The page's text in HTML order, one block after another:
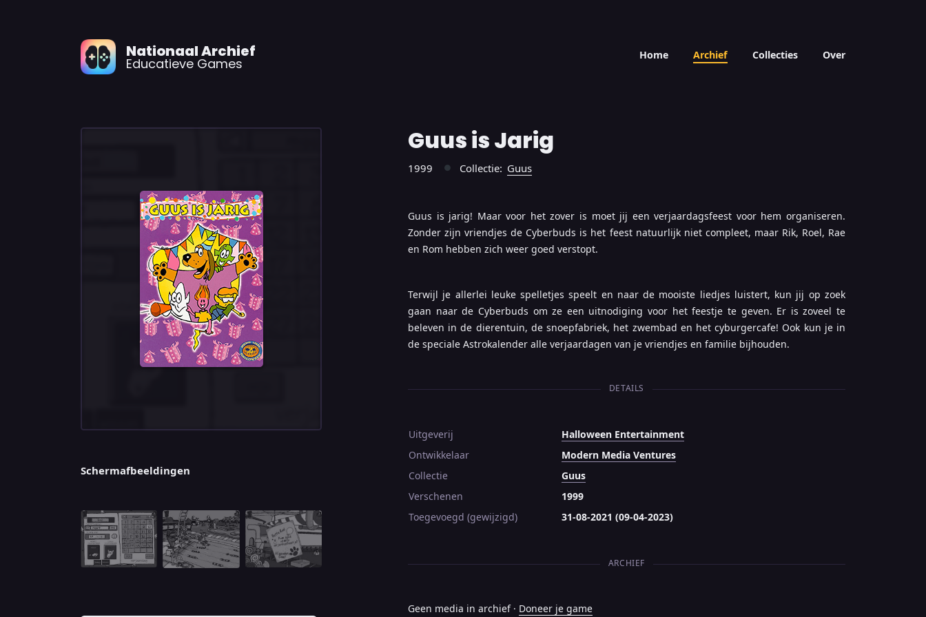
Nationaal Archief
Educatieve Games
Home Archief Collecties Over
Schermafbeeldingen
Guus is Jarig
1999 ● Collectie: Guus
Guus is jarig! Maar voor het zover is moet jij een verjaardagsfeest voor hem organiseren.
Zonder zijn vriendjes de Cyberbuds is het feest natuurlijk niet compleet, maar Rik, Roel, Rae
en Rom hebben zich weer goed verstopt.
Terwijl je allerlei leuke spelletjes speelt en naar de mooiste liedjes luistert, kun jij op zoek
gaan naar de Cyberbuds om ze een uitnodiging voor het feestje te geven. Er is zoveel te
beleven in de dierentuin, de snoepfabriek, het zwembad en het cyburgercafe! Ook kun je in
de speciale Astrokalender alle verjaardagen van je vriendjes en familie bijhouden.
DETAILS
Uitgeverij
Halloween Entertainment
Ontwikkelaar
Modern Media Ventures
Collectie
Guus
Verschenen
1999
Toegevoegd (gewijzigd)
31-08-2021 (09-04-2023)
ARCHIEF
Geen media in archief · Doneer je game